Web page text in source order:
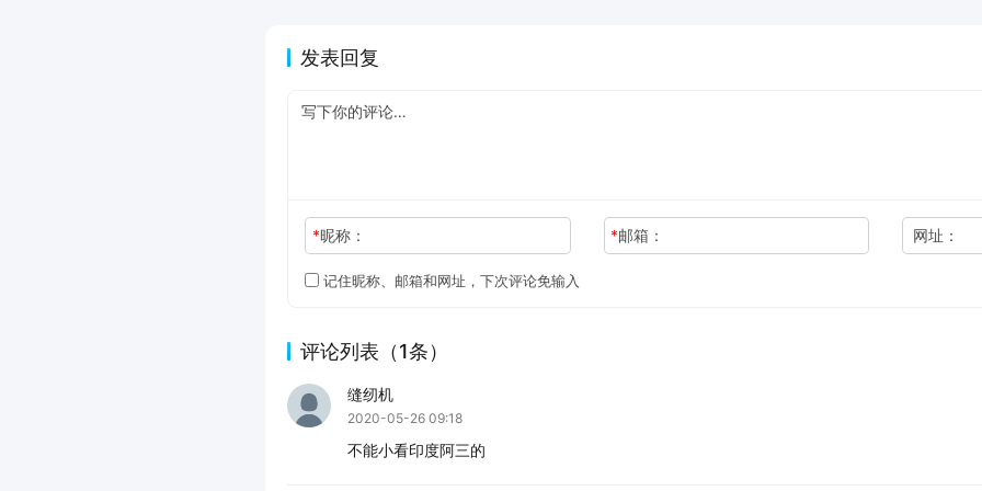
发表回复
*昵称： *邮箱： 网址：
记住昵称、邮箱和网址，下次评论免输入
评论列表（1条）
缝纫机
2020-05-26 09:18
不能小看印度阿三的